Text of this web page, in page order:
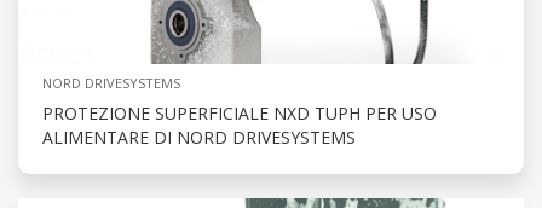
NORD DRIVESYSTEMS
PROTEZIONE SUPERFICIALE NXD TUPH PER USO
ALIMENTARE DI NORD DRIVESYSTEMS